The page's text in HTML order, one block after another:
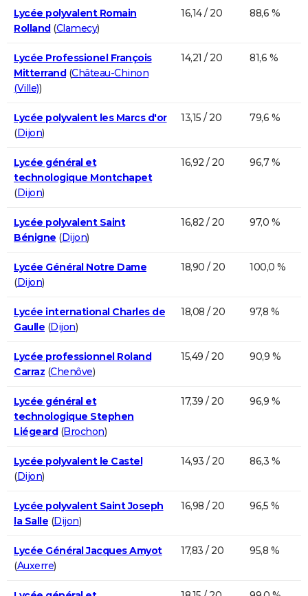
Lycée polyvalent Romain
Rolland(Clamecy)
16,14 / 20 88,6 %
Lycée Professionel François
Mitterrand(Château-Chinon
(Ville))
14,21 / 20 81,6 %
Lycée polyvalent les Marcs d'or
(Dijon)
13,15 / 20 79,6 %
Lycée général et
technologique Montchapet
(Dijon)
16,92 / 20 96,7 %
Lycée polyvalent Saint
Bénigne (Dijon)
16,82 / 20 97,0 %
Lycée Général Notre Dame
(Dijon)
18,90 / 20 100,0 %
Lycée international Charles de
Gaulle (Dijon)
18,08 / 20 97,8 %
Lycée professionnel Roland
Carraz (Chenôve)
15,49 / 20 90,9 %
Lycée général et
technologique Stephen
Liégeard(Brochon)
17,39 / 20 96,9 %
Lycée polyvalent le Castel
(Dijon)
14,93 / 20 86,3 %
Lycée polyvalent Saint Joseph
la Salle (Dijon)
16,98 / 20 96,5 %
Lycée Général Jacques Amyot
(Auxerre)
17,83 / 20 95,8 %